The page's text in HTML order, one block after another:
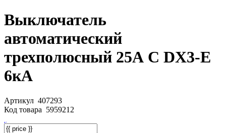
Выключатель
автоматический
трехполюсный 25А C DX3-E
6кА
Артикул 407293
Код товара 5959212